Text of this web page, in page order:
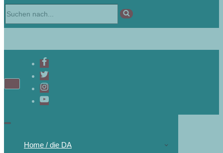
Navigations-
Navigations-
Home / die DA